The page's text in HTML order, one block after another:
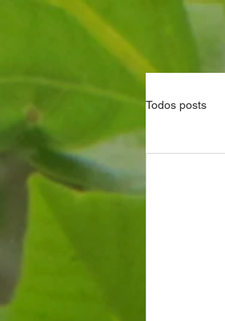
Todos posts